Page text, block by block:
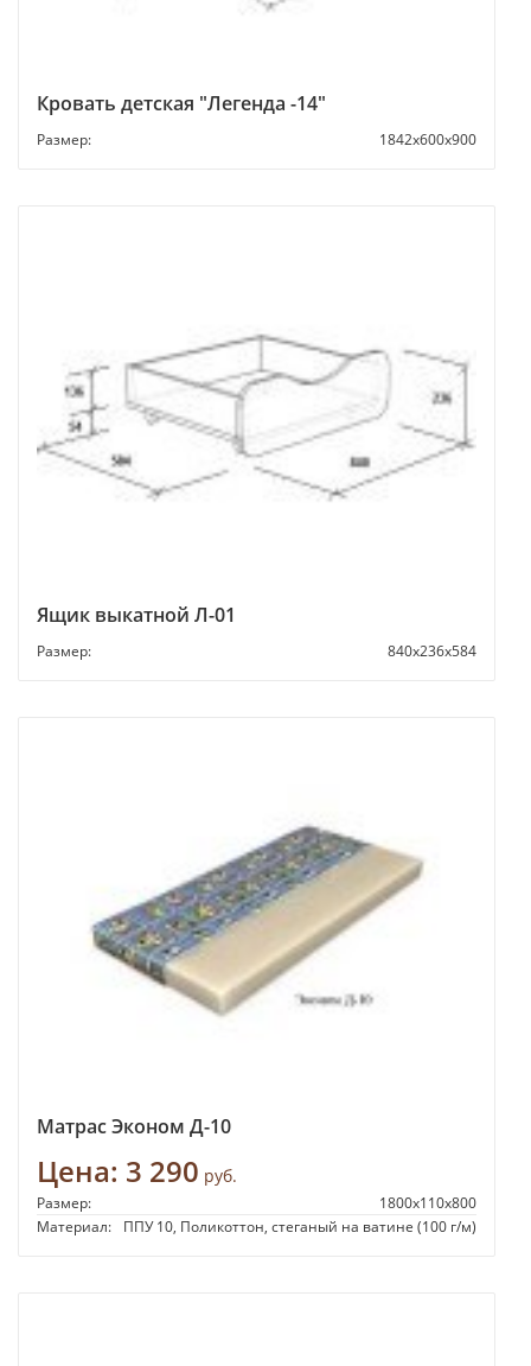
Кровать детская "Легенда -14"
Размер: 1842х600х900
Ящик выкатной Л-01
Размер: 840х236х584
Матрас Эконом Д-10
Цена: 3 290 руб.
Размер:
1800х110х800
Материал:
ППУ 10, Поликоттон, стеганый на ватине (100 г/м)